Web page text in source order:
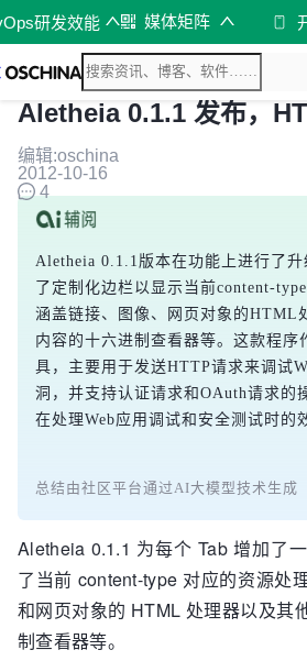
研发效能 媒体矩阵
Aletheia 0.1.1 发布，
编辑:oschina
2012-10-16
4
Aletheia 0.1.1版本在功能上进行了升
了定制化边栏以显示当前content-
涵盖链接、图像、网页对象的HTML
内容的十六进制查看器等。这款程序
具，主要用于发送HTTP请求来调试
洞，并支持认证请求和OAuth请求的
在处理Web应用调试和安全测试时的
总结由社区平台通过AI大模型技术生成
Aletheia 0.1.1 为每个 Tab 增加了
了当前 content-type 对应的资源处
和网页对象的 HTML 处理器以及其
制查看器等。